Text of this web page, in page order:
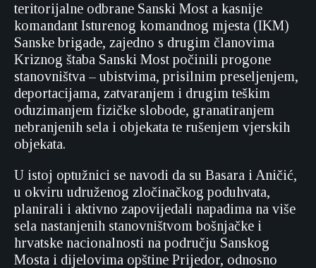
teritorijalne odbrane Sanski Most a kasnije
komandant Isturenog komandnog mjesta (IKM)
Sanske brigade, zajedno s drugim članovima
Kriznog štaba Sanski Most počinili progone
stanovništva – ubistvima, prisilnim preseljenjem,
deportacijama, zatvaranjem i drugim teškim
oduzimanjem fizičke slobode, granatiranjem
nebranjenih sela i objekata te rušenjem vjerskih
objekata.
U istoj optužnici se navodi da su Basara i Aničić,
u okviru udruženog zločinačkog poduhvata,
planirali i aktivno zapovijedali napadima na više
sela nastanjenih stanovništvom bošnjačke i
hrvatske nacionalnosti na području Sanskog
Mosta i dijelovima opštine Prijedor, odnosno